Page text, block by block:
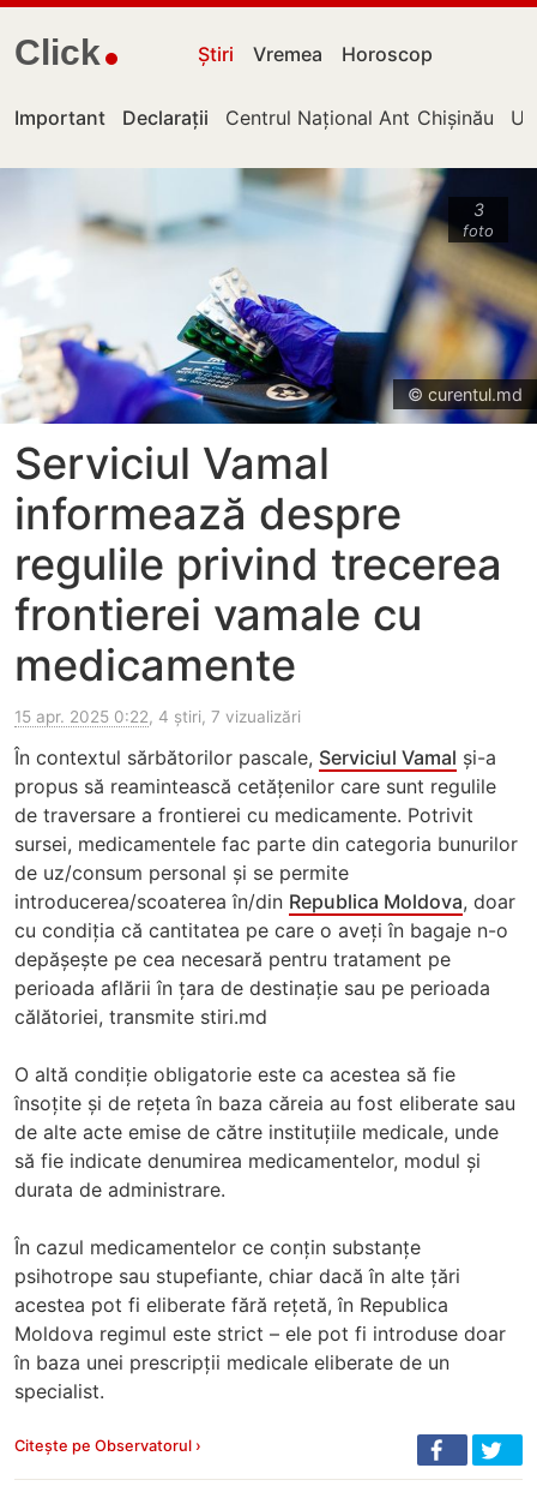
Click Știri Vremea Horoscop
Important Declarații Centrul Național Anticorupție
Chișinău
3
foto
© curentul.md
Serviciul Vamal
informează despre
regulile privind trecerea
frontierei vamale cu
medicamente
15 apr. 2025 0:22, 4 știri, 7 vizualizări
În contextul sărbătorilor pascale, Serviciul Vamal și-a
propus să reamintească cetățenilor care sunt regulile
de traversare a frontierei cu medicamente. Potrivit
sursei, medicamentele fac parte din categoria bunurilor
de uz/consum personal și se permite
introducerea/scoaterea în/din Republica Moldova, doar
cu condiția că cantitatea pe care o aveți în bagaje n-o
depășește pe cea necesară pentru tratament pe
perioada aflării în țara de destinație sau pe perioada
călătoriei, transmite stiri.md
O altă condiție obligatorie este ca acestea să fie
însoțite și de rețeta în baza căreia au fost eliberate sau
de alte acte emise de către instituțiile medicale, unde
să fie indicate denumirea medicamentelor, modul și
durata de administrare.
În cazul medicamentelor ce conțin substanțe
psihotrope sau stupefiante, chiar dacă în alte țări
acestea pot fi eliberate fără rețetă, în Republica
Moldova regimul este strict – ele pot fi introduse doar
în baza unei prescripții medicale eliberate de un
specialist.
Citește pe Observatorul ›